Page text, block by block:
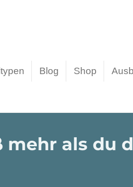
Blog Shop
mehr als du